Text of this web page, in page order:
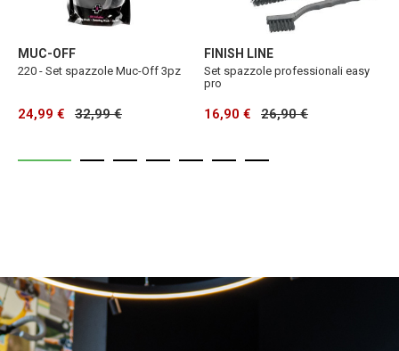
MUC-OFF
220 - Set spazzole Muc-Off 3pz
24,99 € 32,99 €
FINISH LINE
Set spazzole professionali easy
pro
16,90 € 26,90 €